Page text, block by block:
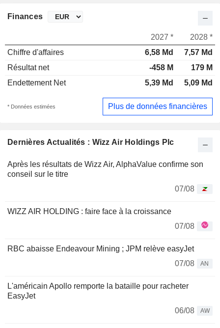
Dernières Actualités : Wizz Air Holdings Plc
Après les résultats de Wizz Air, AlphaValue confirme son
conseil sur le titre
07/08
WIZZ AIR HOLDING : faire face à la croissance
07/08
RBC abaisse Endeavour Mining ; JPM relève easyJet
07/08
AN
L'américain Apollo remporte la bataille pour racheter
EasyJet
06/08
AW
Finances
2027 *
2028 *
Chiffre d'affaires
6,58 Md
7,57 Md
Résultat net
-458 M
179 M
Endettement Net
5,39 Md 5,09 Md
* Données estimées Plus de données financières